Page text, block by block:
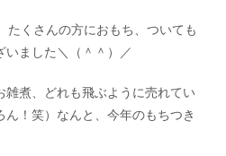
たくさんの方におもち、ついても
ました＼（＾＾）／
雑煮、どれも飛ぶように売れてい
！笑）なんと、今年のもちつき